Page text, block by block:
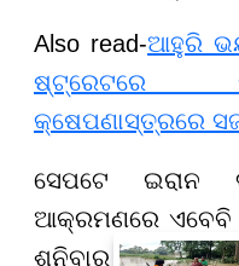
Also read-ଆହୁରି
ଷ୍ଟ୍ରେଟରେ
କ୍ଷେପଣାସ୍ତ୍ରରେ
ସେପଟେ ଇରାନ
ଆକ୍ରମଣରେ ଏବେବି
ଶନିବାର ଯୁଦ୍ଧରେ